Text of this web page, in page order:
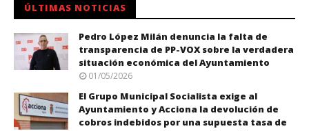
ÚLTIMAS NOTICIAS
Pedro López Milán denuncia la falta de
transparencia de PP-VOX sobre la verdadera
situación económica del Ayuntamiento
01/05/2026
El Grupo Municipal Socialista exige al
Ayuntamiento y Acciona la devolución de
cobros indebidos por una supuesta tasa de